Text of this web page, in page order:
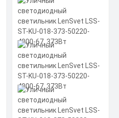
Мощность: 49 Вт
Материал корпуса: анодированный
Производитель источника питания:
Аргос-Трейд (производство Россия)
Цена по запросу
Получить КП за 15
минутСкачать
КП